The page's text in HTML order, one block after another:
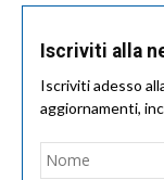
Iscriviti alla
Iscriviti adesso
aggiornamenti,
Nome